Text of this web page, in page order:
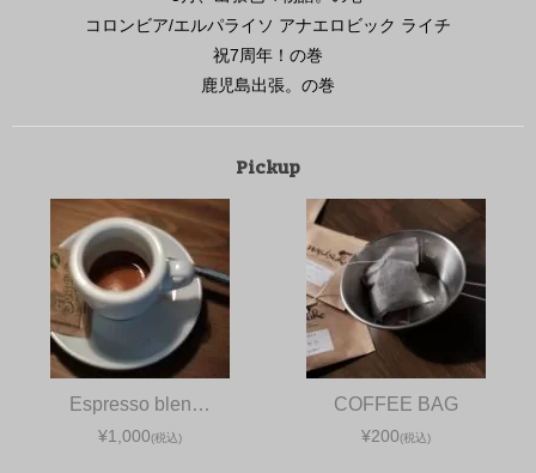
コロンビア/エルパライソ アナエロビック ライチ
祝7周年！の巻
鹿児島出張。の巻
Pickup
Espresso blen…
¥1,000(税込)
COFFEE BAG
¥200(税込)